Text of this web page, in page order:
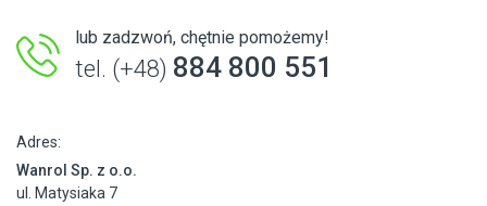
lub zadzwoń, chętnie pomożemy!
tel. (+48) 884 800 551
Adres:
Wanrol Sp. z o.o.
ul. Matysiaka 7